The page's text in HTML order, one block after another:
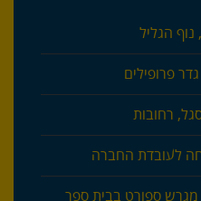
הגליל
פרופילים
רחובות
לעובדת החברה
מגרש ספורט בבית ספר